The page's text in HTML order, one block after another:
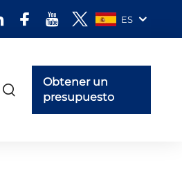
ES
Obtener un
presupuesto